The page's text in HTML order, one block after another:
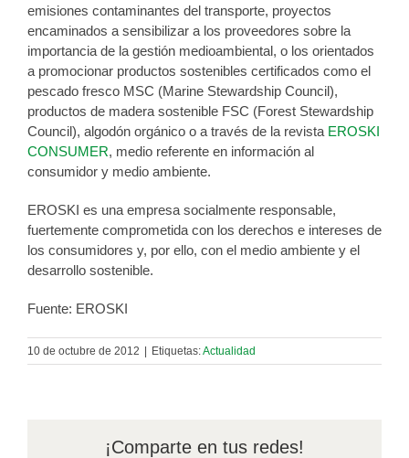
emisiones contaminantes del transporte, proyectos
encaminados a sensibilizar a los proveedores sobre la
importancia de la gestión medioambiental, o los orientados
a promocionar productos sostenibles certificados como el
pescado fresco MSC (Marine Stewardship Council),
productos de madera sostenible FSC (Forest Stewardship
Council), algodón orgánico o a través de la revista EROSKI
CONSUMER, medio referente en información al
consumidor y medio ambiente.
EROSKI es una empresa socialmente responsable,
fuertemente comprometida con los derechos e intereses de
los consumidores y, por ello, con el medio ambiente y el
desarrollo sostenible.
Fuente: EROSKI
10 de octubre de 2012 Etiquetas:Actualidad
¡Comparte en tus redes!